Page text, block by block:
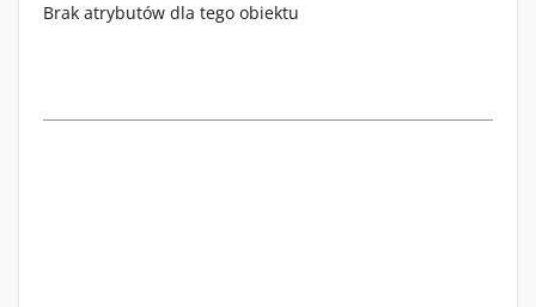
Brak atrybutów dla tego obiektu